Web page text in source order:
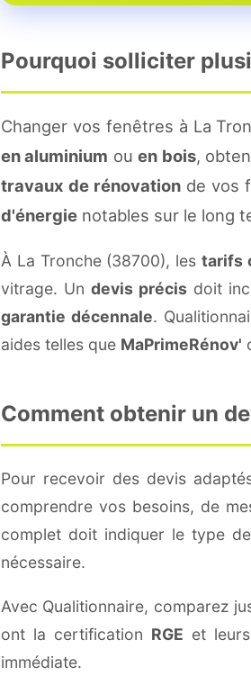
Pourquoi solliciter
Changer vos fenêtres à La
en aluminium ouen bois,
travaux de rénovationde vos
d'énergie notables sur le long
À La Tronche (38700), les tarifs
vitrage. Un devis précis doit
garantie décennale.
aides telles que MaPrimeRénov'
Comment obtenir un
Pour recevoir des devis
comprendre vos besoins, de
complet doit indiquer le type
nécessaire.
Avec Qualitionnaire, comparez
ont la certification RGE et
immédiate.